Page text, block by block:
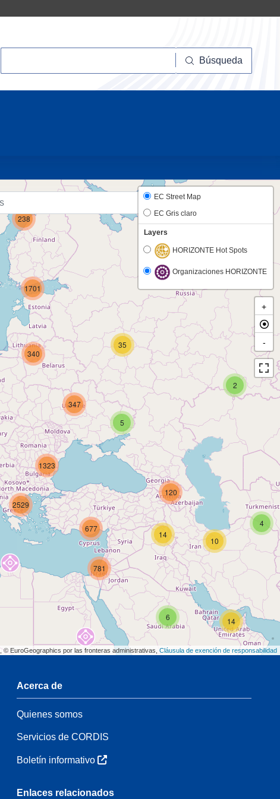
Búsqueda
4
14
10
6
2
35
5
14
120
1323
781
677
2529
340
347
238
1701
EC Street Map
EC Gris claro
Layers
HORIZONTE Hot Spots
Organizaciones HORIZONTE
+
-
, © EuroGeographics por las fronteras administrativas, Cláusula de exención de responsabilidad
Acerca de
Quienes somos
Servicios de CORDIS
Boletín informativo
Enlaces relacionados